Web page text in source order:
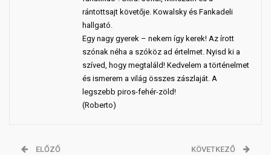
rántottsajt követője. Kowalsky és Fankadeli
hallgató.
Egy nagy gyerek – nekem így kerek! Az írott
szónak néha a szóköz ad értelmet. Nyisd ki a
szíved, hogy megtaláld! Kedvelem a történelmet
és ismerem a világ összes zászlaját. A
legszebb piros-fehér-zöld!
(Roberto)
ELŐZŐ KÖVETKEZŐ